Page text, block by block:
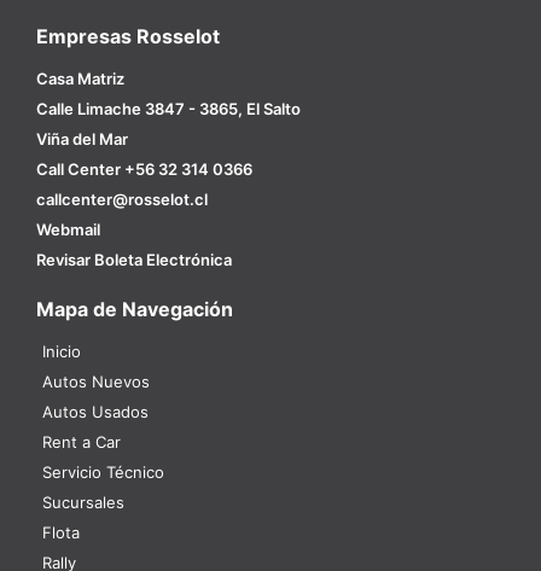
Empresas Rosselot
Casa Matriz
Calle Limache 3847 - 3865, El Salto
Viña del Mar
Call Center +56 32 314 0366
callcenter@rosselot.cl
Webmail
Revisar Boleta Electrónica
Mapa de Navegación
Inicio
Autos Nuevos
Autos Usados
Rent a Car
Servicio Técnico
Sucursales
Flota
Rally